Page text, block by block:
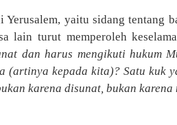
yaitu sidang tentang
lain turut memperoleh
dan harus mengikuti hukum
(artinya kepada kita)? Satu
karena disunat, bukan